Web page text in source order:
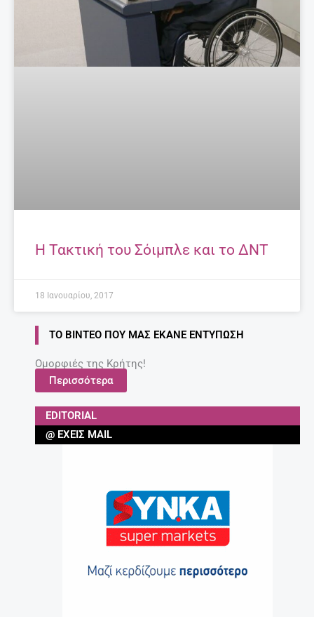
Η Τακτική του Σόιμπλε και το ΔΝΤ
18 Ιανουαρίου, 2017
ΤΟ ΒΊΝΤΕΟ ΠΟΥ ΜΑΣ ΈΚΑΝΕ ΕΝΤΎΠΩΣΗ
Ομορφιές της Κρήτης!
Περισσότερα
EDITORIAL
@ ΈΧΕΙΣ MAIL